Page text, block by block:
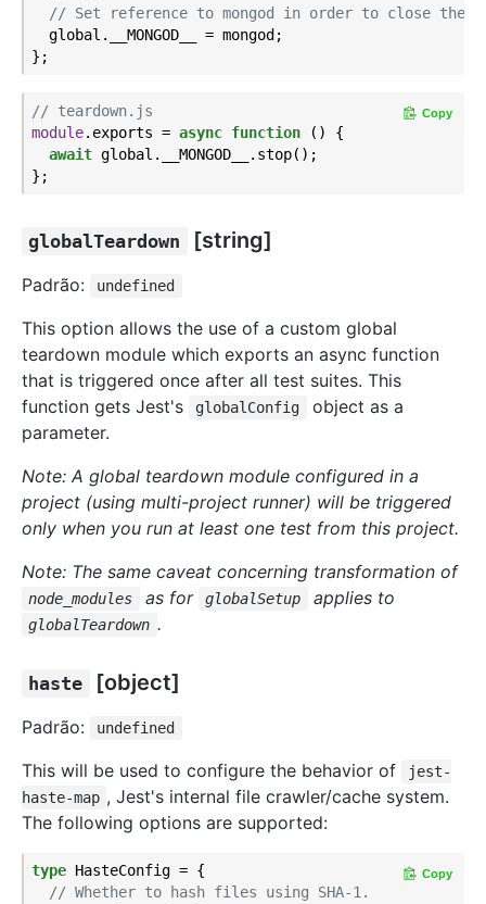
// Set reference to mongod in order to close the
  global.__MONGOD__ = mongod;
// teardown.js
module.exports = async function ( ) {
await global.__MONGOD__.stop();
Copy
globalTeardown [string]
Padrão: undefined
This option allows the use of a custom global
teardown module which exports an async function
that is triggered once after all test suites. This
function gets Jest's
globalConfig
object as a
parameter.
Note: A global teardown module configured in a
project (using multi-project runner) will be triggered
only when you run at least one test from this project.
Note: The same caveat concerning transformation of
node_modules as for globalSetup applies to
globalTeardown .
haste [object]
Padrão: undefined
This will be used to configure the behavior of
jest-
haste-map , Jest's internal file crawler/cache system.
The following options are supported:
type HasteConfig = {
// Whether to hash files using SHA-1.
Copy